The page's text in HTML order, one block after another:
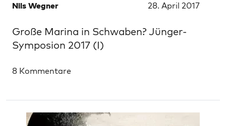
Nils Wegner 28. April 2017
Große Marina in Schwaben? Jünger-
Symposion 2017 (I)
8 Kommentare